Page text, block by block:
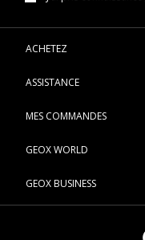
ACHETEZ
ASSISTANCE
MES COMMANDES
GEOX WORLD
GEOX BUSINESS